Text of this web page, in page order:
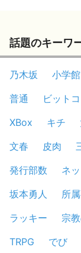
話題のキーワ
乃木坂 小学館
普通
ビット
XBox
キチ
文春
皮肉
発行部数
ネ
坂本勇人
所
ラッキー
宗
TRPG
でび